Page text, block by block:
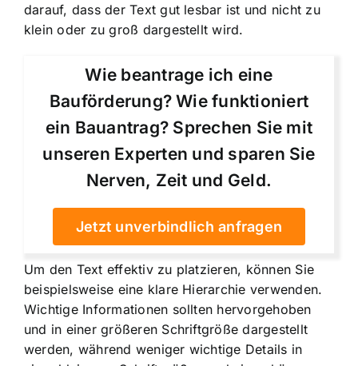
darauf, dass der Text gut lesbar ist und nicht zu
klein oder zu groß dargestellt wird.
Wie beantrage ich eine
Bauförderung? Wie funktioniert
ein Bauantrag? Sprechen Sie mit
unseren Experten und sparen Sie
Nerven, Zeit und Geld.
Jetzt unverbindlich anfragen
Um den Text effektiv zu platzieren, können Sie
beispielsweise eine klare Hierarchie verwenden.
Wichtige Informationen sollten hervorgehoben
und in einer größeren Schriftgröße dargestellt
werden, während weniger wichtige Details in